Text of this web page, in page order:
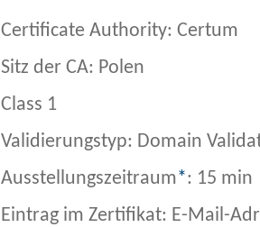
Certificate Authority: Certum
Sitz der CA: Polen
Class 1
Validierungstyp: Domain
Ausstellungszeitraum*: 15 min
Eintrag im Zertifikat: E-Mail-